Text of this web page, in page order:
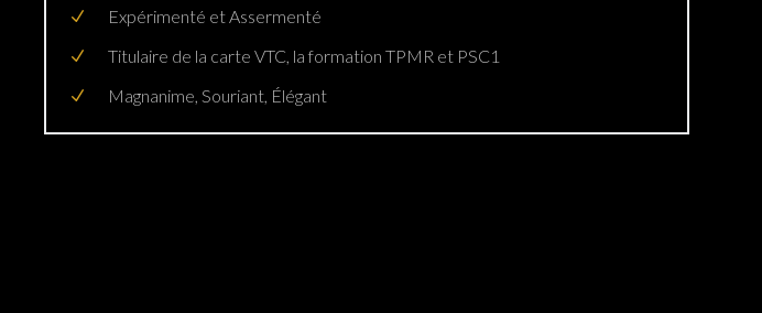
Expérimenté et Assermenté
Titulaire de la carte VTC, la formation TPMR et PSC1
Magnanime, Souriant, Élégant